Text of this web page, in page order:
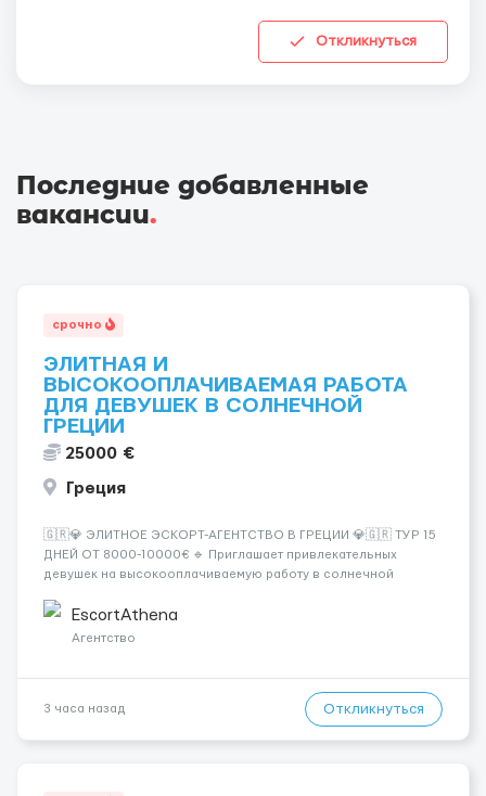
Откликнуться
Последние добавленные
вакансии.
срочно
ЭЛИТНАЯ И
ВЫСОКООПЛАЧИВАЕМАЯ РАБОТА
ДЛЯ ДЕВУШЕК В СОЛНЕЧНОЙ
ГРЕЦИИ
25000 €
Греция
🇬🇷💎 ЭЛИТНОЕ ЭСКОРТ-АГЕНТСТВО В ГРЕЦИИ 💎🇬🇷 ТУР 15
ДНЕЙ ОТ 8000-10000€ 🔹 Приглашает привлекательных
девушек на высокооплачиваемую работу в солнечной
хорошие деньги 💶 — это предложение для тебя! 🔹
Требования: ✔️ Возраст от ...
EscortAthena
Агентство
3 часа назад Откликнуться